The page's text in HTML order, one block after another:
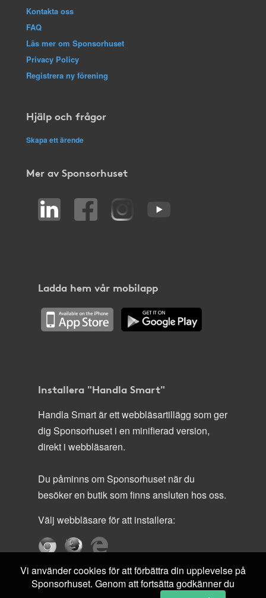
Kontakta oss
FAQ
Läs mer om Sponsorhuset
Privacy Policy
Registrera ny förening
Hjälp och frågor
Skapa ett ärende
Mer av Sponsorhuset
Ladda hem vår mobilapp
Installera "Handla Smart"
Handla Smart är ett webbläsartillägg som ger
dig Sponsorhuset i en minifierad version,
direkt i webbläsaren.
Du påminns om Sponsorhuset när du
besöker en butik som finns ansluten hos oss.
Välj webbläsare för att installera:
Vi använder cookies för att förbättra din upplevelse på
Sponsorhuset. Genom att fortsätta godkänner du